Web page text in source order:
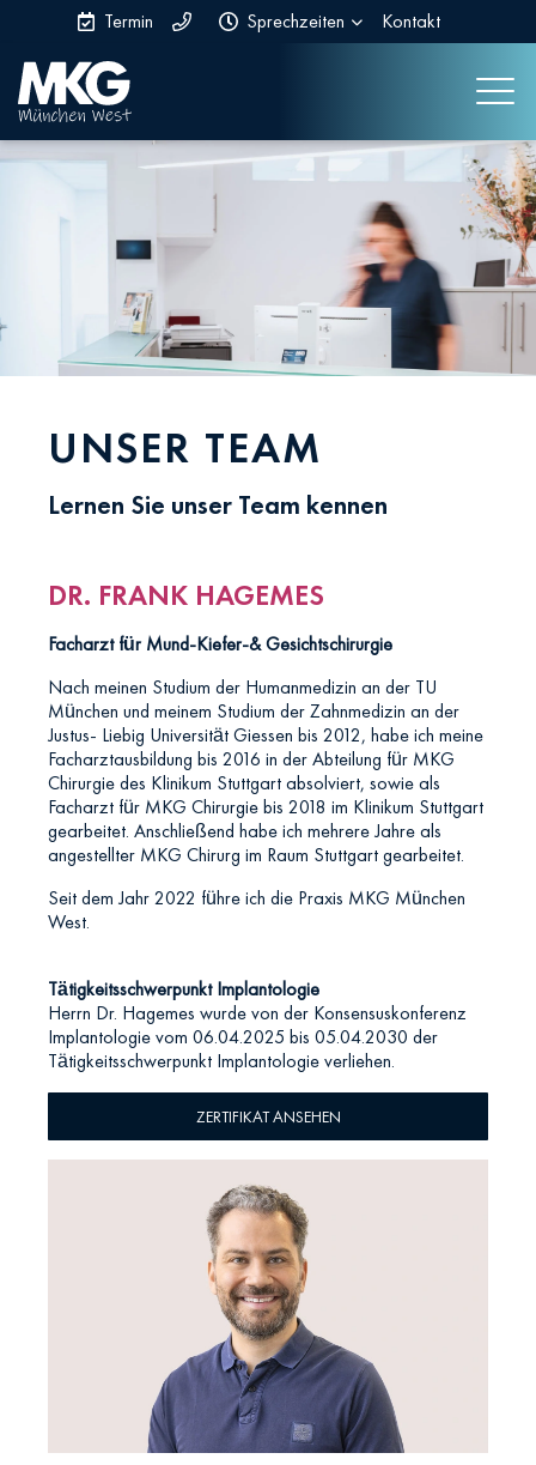
Termin Sprechzeiten Kontakt
UNSER TEAM
Lernen Sie unser Team kennen
DR. FRANK HAGEMES
Facharzt für Mund-Kiefer-& Gesichtschirurgie
Nach meinen Studium der Humanmedizin an der TU
München und meinem Studium der Zahnmedizin an der
Justus- Liebig Universität Giessen bis 2012, habe ich meine
Facharztausbildung bis 2016 in der Abteilung für MKG
Chirurgie des Klinikum Stuttgart absolviert, sowie als
Facharzt für MKG Chirurgie bis 2018 im Klinikum Stuttgart
gearbeitet. Anschließend habe ich mehrere Jahre als
angestellter MKG Chirurg im Raum Stuttgart gearbeitet.
Seit dem Jahr 2022 führe ich die Praxis MKG München
West.
Tätigkeitsschwerpunkt Implantologie
Herrn Dr. Hagemes wurde von der Konsensuskonferenz
Implantologie vom 06.04.2025 bis 05.04.2030 der
Tätigkeitsschwerpunkt Implantologie verliehen.
ZERTIFIKAT ANSEHEN